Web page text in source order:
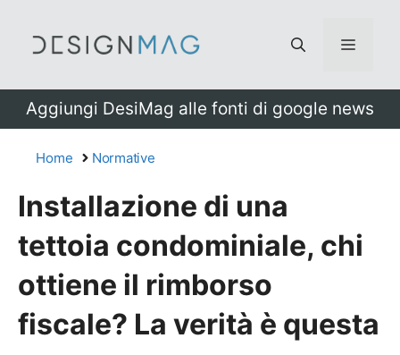
Menu
Aggiungi DesiMag alle fonti di google news
Home Normative
Installazione di una
tettoia condominiale, chi
ottiene il rimborso
fiscale? La verità è questa